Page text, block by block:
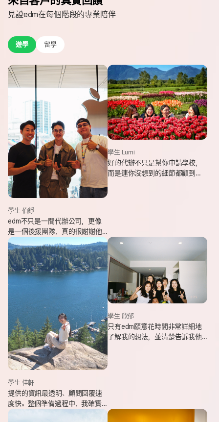
見證edm在每個階段的專業陪伴
遊學 留學
學生 伯錚
edm不只是一間代辦公司，更像
是一個後援團隊，真的很謝謝他
們的幫忙，讓我能安心出發，去
追逐我一直想完成的留遊學夢
想。
學生 Lumi
好的代辦不只是幫你申請學校，
而是連你沒想到的細節都顧到
學生 佳軒
提供的資訊最透明、顧問回覆速
度快。整個準備過程中，我確實
也感受到edm的用心與專業。抵
學生 欣郁
只有edm願意花時間非常詳細地
了解我的想法，並清楚告訴我他